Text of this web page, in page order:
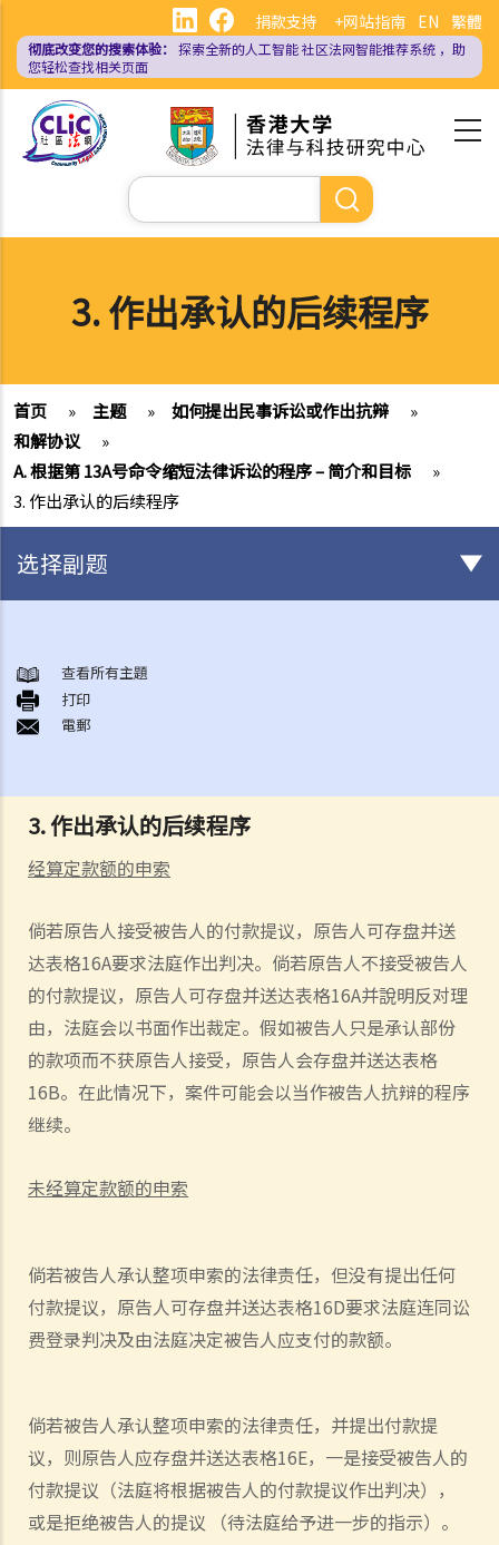
主
EN 繁體
捐款支持 +网站指南
彻底改变您的搜索体验： 探索全新的人工智能社区法网智能推荐系统 ，助
您轻松查找相关页面
搜
索
3. 作出承认的后续程序
首页 » 主题 » 如何提出民事诉讼或作出抗辩
»
和解协议
»
A. 根据第 13A号命令缩短法律诉讼的程序 – 简介和目标
»
3. 作出承认的后续程序
3. 作出承认的后续程序
经算定款额的申索
倘若原告人接受被告人的付款提议，原告人可存盘并送
达表格16A要求法庭作出判决。 倘若原告人不接受被告人
的付款提议，原告人可存盘并送达表格16A并說明反对理
由， 法庭会以书面作出裁定。 假如被告人 只是承认部份
的款项而不获原告人接受，原告人会存盘并送达表格
16B。在此情况下，案件可能会以当作被告人抗辩的程序
继续。
未经算定款额的申索
倘若被告人承认整项申索的法律责任，但没有提出任何
付款提议， 原告人可存盘并送达表格16D要求法庭连同讼
费登录判决及由法庭决定被告人应支付的款额。
倘若被告人承认整项申索的法律责任，并提出付款提
议，则原告人应存盘并送达表格16E，一是接受被告人的
付款提议 （法庭将根据被告人的付款提议作出判决） ，
或是拒绝被告人的提议 （待法庭给予进一步的指示）。
选择副题
展开民事诉讼前应当考虑的事项
1. 我可以不提出诉讼而解决纠纷吗？
2. 我是否有充分的法律理据去展开民事诉讼？对方又可否在同一案件中
律协助）？
5. 我有能力支付有关法律开支吗？
我的律师费用也不能全额报销？
2. 法院是否必须命令败诉一方全额支付胜诉一方的律师费用？ 有甚么原
因会导致法院作出不同的命令？
6. 我有时间应付诉讼吗？
7. 展开民事诉讼是否有期限？
8. 如果我要展开民事诉讼，将要面对甚么风险？我能否承受这些风险？
9. 如果我不介意花费时间和金钱，即使我的案件的法律理据很弱，我是
10. 在一般民事诉讼中可以作出甚么申索？ 未经算定的损害赔偿有哪些
11. 哪些民事案件的数据可以公开？ 是否所有证据、文件或证人陈述书
都可供公众查阅？
如何展开民事诉讼
2. 小额钱债审裁处会处理甚么民事案件？
3. 区域法院会处理甚么民事案件？
4. 高等法院原讼法庭会处理甚么民事案件？
5. 我是否需要聘用律师处理我的案件？若与讼一方是有限公司，情况是
否不同？
查看所有主題
打印
電郵